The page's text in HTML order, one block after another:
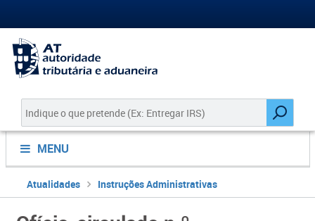
MENU
Atualidades Instruções Administrativas